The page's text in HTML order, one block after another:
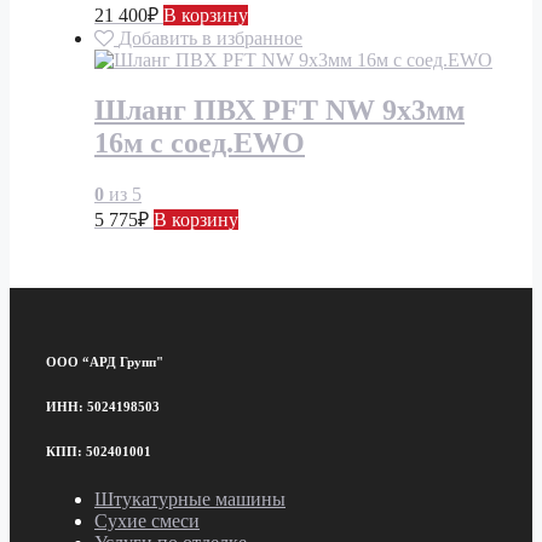
21 400₽ В корзину
Добавить в избранное
Шланг ПВХ PFT NW 9х3мм
16м с соед.EWO
0 из 5
5 775₽ В корзину
ООО “АРД Групп"
ИНН: 5024198503
КПП: 502401001
Штукатурные машины
Сухие смеси